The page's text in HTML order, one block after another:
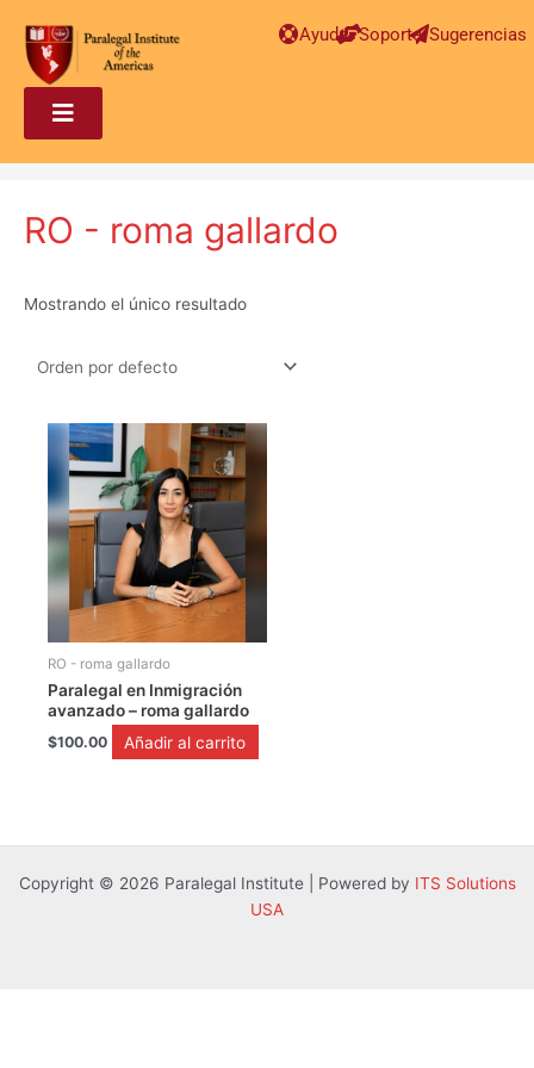
Ayuda Soporte Sugerencias
RO - roma gallardo
Mostrando el único resultado
RO - roma gallardo
Paralegal en Inmigración
avanzado – roma gallardo
$100.00 Añadir al carrito
Copyright © 2026 Paralegal Institute | Powered by ITS Solutions
USA